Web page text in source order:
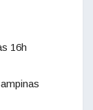
16h